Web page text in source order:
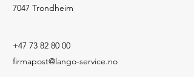
7047 Trondheim
+47 73 82 80 00
firmapost@lango-service.no